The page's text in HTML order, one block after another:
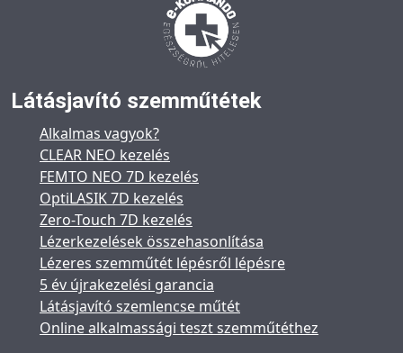
Látásjavító szemműtétek
Alkalmas vagyok?
CLEAR NEO kezelés
FEMTO NEO 7D kezelés
OptiLASIK 7D kezelés
Zero-Touch 7D kezelés
Lézerkezelések összehasonlítása
Lézeres szemműtét lépésről lépésre
5 év újrakezelési garancia
Látásjavító szemlencse műtét
Online alkalmassági teszt szemműtéthez